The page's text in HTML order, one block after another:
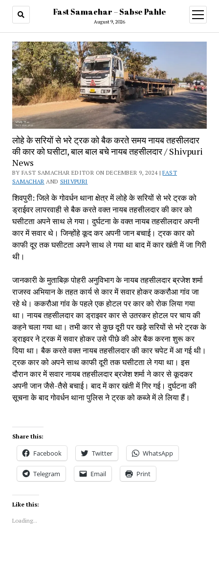
Fast Samachar – Sabse Pahle
August 9, 2026
open
menu
लोहे के सरियों से भरे ट्रक को बैक करते समय नायब तहसीलदार
की कार को घसीटा, बाल बाल बचे नायब तहसीलदार / Shivpuri
News
BY FAST SAMACHAR EDITOR ON DECEMBER 9, 2024 |FAST
SAMACHAR AND SHIVPURI
शिवपुरी: जिले के गोवर्धन थाना क्षेत्र में लोहे के सरियों से भरे ट्रक को
ड्राईवर लापरवाही से बैक करते वक्त नायब तहसीलदार की कार को
घसीटता अपने साथ ले गया। दुर्घटना के वक्त नायब तहसीलदार अपनी
कार में सवार थे। जिन्होंहे कूद कर अपनी जान बचाई। ट्रक कार को
काफी दूर तक घसीटता अपने साथ ले गया था बाद में कार खंती में जा गिरी
थी।
जानकारी के मुताबिक़ पोहरी अनुविभाग के नायब तहसीलदार ब्रजेश शर्मा
राजस्व अभियान के तहत कार्य से कार में सवार होकर ककरौआ गांव जा
रहे थे। ककरौआ गांव के पहले एक होटल पर कार को रोक लिया गया
था। नायब तहसीलदार का ड्राइवर कार से उतरकर होटल पर चाय की
कहने चला गया था। तभी कार से कुछ दूरी पर खड़े सरियों से भरे ट्रक के
ड्राइवर ने ट्रक में सवार होकर उसे पीछे की ओर बैक करना शुरू कर
दिया था। बैक करते वक्त नायब तहसीलदार की कार चपेट में आ गई थी।
ट्रक कार को अपने साथ काफी दूरी तक घसीटता ले गया था। इस
दौरान कार में सवार नायब तहसीलदार ब्रजेश शर्मा ने कार से कूदकर
अपनी जान जैसे-तैसे बचाई। बाद में कार खंती में गिर गई। दुर्घटना की
सूचना के बाद गोवर्धन थाना पुलिस ने ट्रक को कब्जे में ले लिया हैं।
Share this:
Facebook Twitter WhatsApp
Telegram Email Print
Like this:
Loading...